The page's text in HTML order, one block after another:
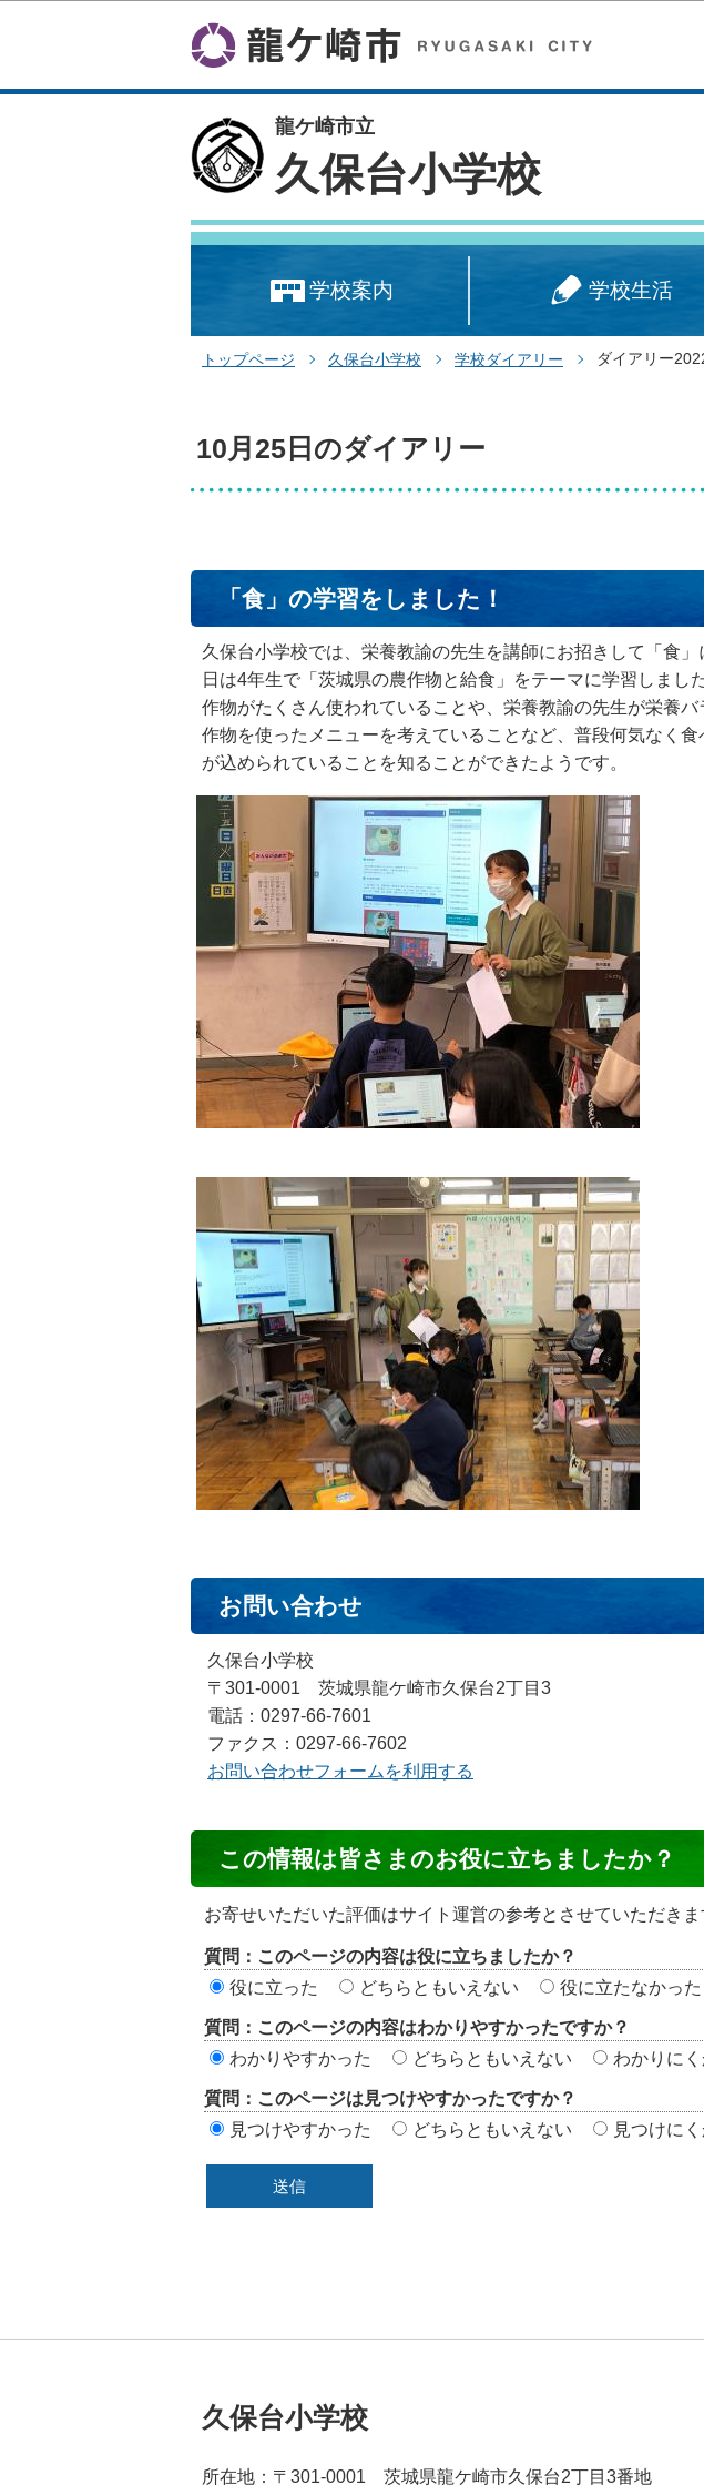
龍ケ崎市立
久保台小学校
学校案内 学校生活
トップページ 久保台小学校 学校ダイアリー ダイアリー
10月25日のダイアリー
「食」の学習をしました！
久保台小学校では、栄養教諭の先生を講師にお招きして「食
日は4年生で「茨城県の農作物と給食」をテーマに学習しまし
作物がたくさん使われていることや、栄養教諭の先生が栄養
作物を使ったメニューを考えていることなど、普段何気なく
が込められていることを知ることができたようです。
お問い合わせ
久保台小学校
〒301-0001 茨城県龍ケ崎市久保台2丁目3
電話：0297-66-7601
ファクス：0297-66-7602
お問い合わせフォームを利用する
ン
テ
ン
ツ
価
リ
ア
この情報は皆さまのお役に立ちましたか？
お寄せいただいた評価はサイト運営の参考とさせていただきま
質問：このページの内容は役に立ちましたか？
役に立った
どちらともいえない 役に立たなかった
質問：このページの内容はわかりやすかったですか？
わかりやすかった
どちらともいえない わかりに
質問：このページは見つけやすかったですか？
見つけやすかった
どちらともいえない 見つけに
久保台小学校
所在地：〒301-0001 茨城県龍ケ崎市久保台2丁目3番地